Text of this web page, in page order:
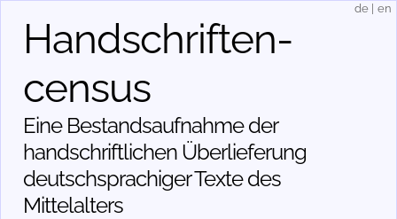
Handschriften­
census
Eine Bestandsaufnahme der
handschriftlichen Über­lieferung
deutschsprachiger Texte des
Mittelalters
de en